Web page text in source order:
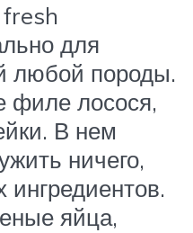
для
любой породы.
филе лосося,
В нем
ничего,
ингредиентов.
яйца,